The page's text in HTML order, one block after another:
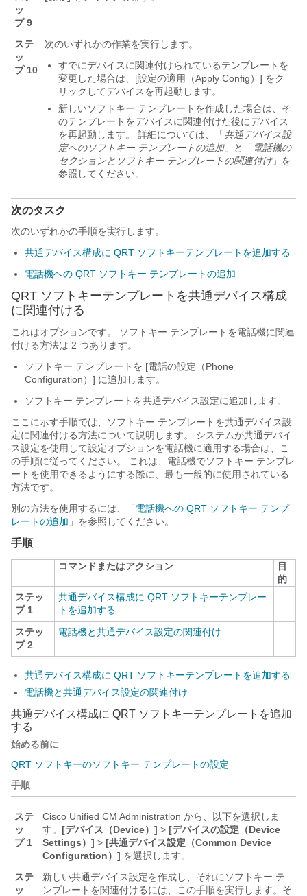
ッ
プ 9
ステ
ッ
プ 10
次のいずれかの作業を実行します。
すでにデバイスに関連付けられているテンプレートを
変更した場合は、[設定の適用（Apply Config）] をク
リックしてデバイスを再起動します。
新しいソフトキー テンプレートを作成した場合は、そ
のテンプレートをデバイスに関連付けた後にデバイス
を再起動します。 詳細については、「 共通デバイス設
定へのソフトキー テンプレートの追加」と「 電話機の
セクションとソフトキー テンプレートの関連付け」を
参照してください。
次のタスク
次のいずれかの手順を実行します。
共通デバイス構成に QRT ソフトキーテンプレートを追加する
電話機への QRT ソフトキー テンプレートの追加
QRT ソフトキーテンプレートを共通デバイス構成
に関連付ける
これはオプションです。 ソフトキー テンプレートを電話機に関連
付ける方法は 2 つあります。
ソフトキー テンプレートを [電話の設定（Phone
Configuration）] に追加します。
ソフトキー テンプレートを共通デバイス設定に追加します。
ここに示す手順では、ソフトキー テンプレートを共通デバイス設
定に関連付ける方法について説明します。 システムが共通デバイ
ス設定を使用して設定オプションを電話機に適用する場合は、こ
の手順に従ってください。 これは、電話機でソフトキー テンプレ
ートを使用できるようにする際に、最も一般的に使用されている
方法です。
別の方法を使用するには、「 電話機への QRT ソフトキー テンプ
レートの追加 」を参照してください。
手順
コマンドまたはアクション
目
的
ステッ
プ 1
共通デバイス構成に QRT ソフトキーテンプレー
トを追加する
ステッ
プ 2
電話機と共通デバイス設定の関連付け
共通デバイス構成に QRT ソフトキーテンプレートを追加する
電話機と共通デバイス設定の関連付け
共通デバイス構成に QRT ソフトキーテンプレートを追加
する
始める前に
QRT ソフトキーのソフトキー テンプレートの設定
手順
ステ
ッ
プ 1
Cisco Unified CM Administration から、以下を選択しま
す。 [デバイス（Device）] > [デバイスの設定（Device
Settings）] > [共通デバイス設定（Common Device
Configuration）] を選択します。
ステ
ッ
新しい共通デバイス設定を作成し、それにソフトキー テ
ンプレートを関連付けるには、この手順を実行します。そ